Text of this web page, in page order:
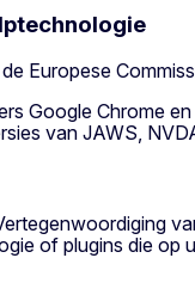
Europese
Google Chrome en
van JAWS,
of plugins die op